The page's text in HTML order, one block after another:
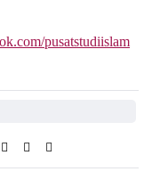
pusatstudiislam